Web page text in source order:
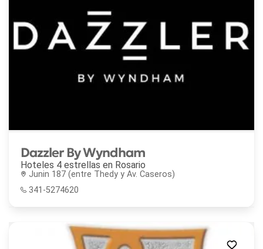
Dazzler By Wyndham
Hoteles 4 estrellas en Rosario
Junin 187 (entre Thedy y Av. Caseros)
341-5274620